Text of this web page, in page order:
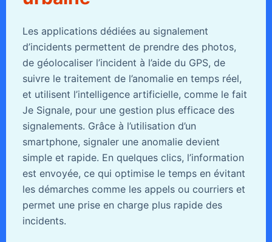
Les applications dédiées au signalement
d’incidents permettent de prendre des photos,
de géolocaliser l’incident à l’aide du GPS, de
suivre le traitement de l’anomalie en temps réel,
et utilisent l’intelligence artificielle, comme le fait
Je Signale, pour une gestion plus efficace des
signalements. Grâce à l’utilisation d’un
smartphone, signaler une anomalie devient
simple et rapide. En quelques clics, l’information
est envoyée, ce qui optimise le temps en évitant
les démarches comme les appels ou courriers et
permet une prise en charge plus rapide des
incidents.